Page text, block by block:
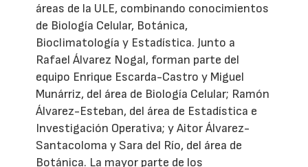
áreas de la ULE, combinando conocimientos
de Biología Celular, Botánica,
Bioclimatología y Estadística. Junto a
Rafael Álvarez Nogal, forman parte del
equipo Enrique Escarda-Castro y Miguel
Munárriz, del área de Biología Celular; Ramón
Álvarez-Esteban, del área de Estadística e
Investigación Operativa; y Aitor Álvarez-
Santacoloma y Sara del Río, del área de
Botánica. La mayor parte de los